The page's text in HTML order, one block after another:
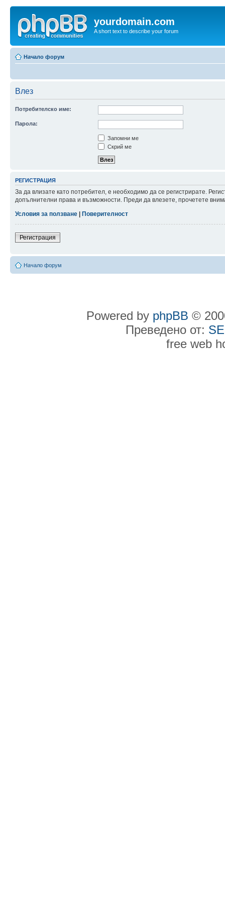
yourdomain.com
A short text to describe your forum
Начало форум
Влез
Потребителско име:
Парола:
Запомни ме
Скрий ме
РЕГИСТРАЦИЯ
За да влизате като потребител, е необходимо да се регистрирате.
допълнителни права и възможности. Преди да влезете, прочетете
Условия за ползване
Поверителност
Регистрация
Начало форум
Powered by phpBB ©
Преведено от:
free web